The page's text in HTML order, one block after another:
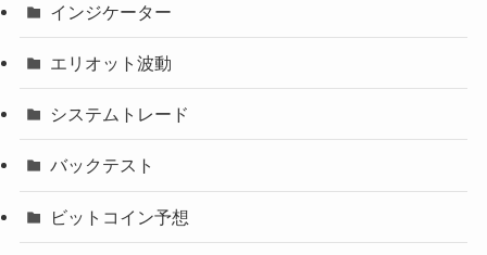
インジケーター
エリオット波動
システムトレード
バックテスト
ビットコイン予想